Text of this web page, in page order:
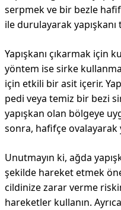
serpmek ve bir bezle
ile durulayarak
Yapışkanı çıkarmak için
yöntem ise sirke
için etkili bir asit içerir.
pedi veya temiz bir bezi
yapışkan olan bölgeye
sonra, hafifçe ovalayarak
Unutmayın ki, ağda
şekilde hareket etmek
cildinize zarar verme
hareketler kullanın.